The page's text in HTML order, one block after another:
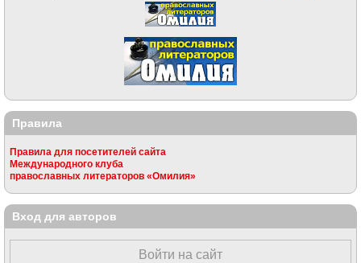
Правила
Правила для посетителей сайта
Международного клуба
православных литераторов «Омилия»
Вход для авторов
Войти на сайт